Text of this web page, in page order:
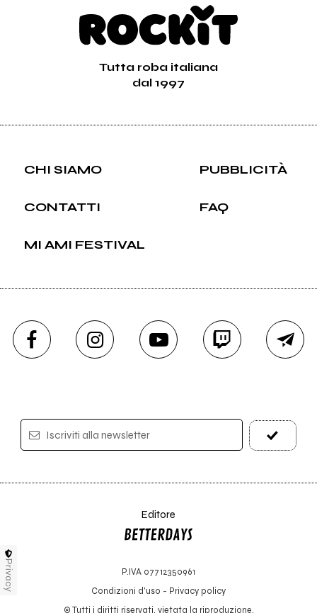
Tutta roba italiana
dal 1997
CHI SIAMO PUBBLICITÀ
CONTATTI FAQ
MI AMI FESTIVAL
Iscriviti alla newsletter
Editore
P.IVA 07712350961
Condizioni d'uso - Privacy policy
© Tutti i diritti riservati, vietata la riproduzione.
Privacy